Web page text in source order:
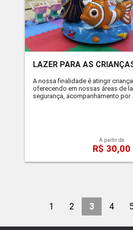
LAZER PARA AS
A nossa finalidade é atingir
oferecendo em nossas áreas de
segurança, acompanhamento por ...
A partir de
R$ 30,00
1 2 3 4